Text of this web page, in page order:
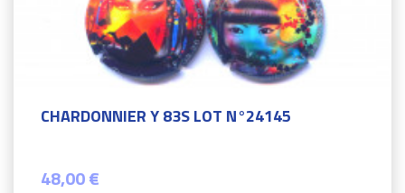
CHARDONNIER Y 83S LOT N°24145
48,00 €